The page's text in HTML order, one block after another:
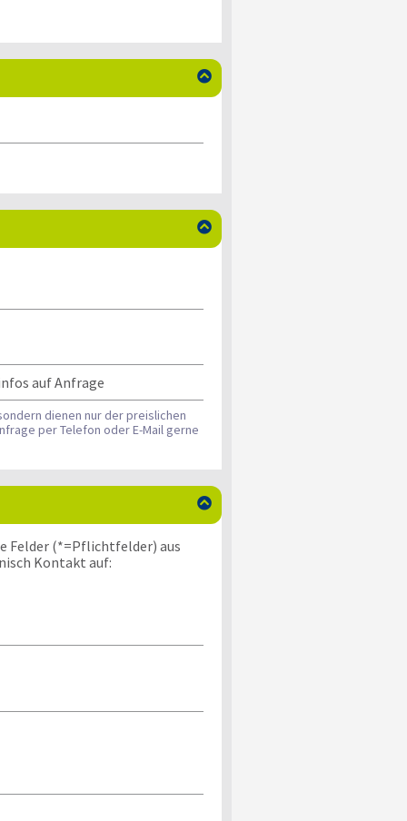


auf Anfrage
dienen nur der preislichen
per Telefon oder E-Mail gerne

Felder (*=Pflichtfelder) aus
Kontakt auf: